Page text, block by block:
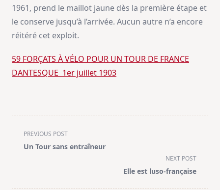
1961, prend le maillot jaune dès la première étape et
le conserve jusqu’à l’arrivée. Aucun autre n’a encore
réitéré cet exploit.
59 FORÇATS À VÉLO POUR UN TOUR DE FRANCE
DANTESQUE 1er juillet 1903
<span
class="nav-
PREVIOUS POST
Un Tour sans entraîneur
NEXT POST
Elle est luso-française